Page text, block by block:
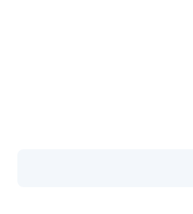
个旧市工